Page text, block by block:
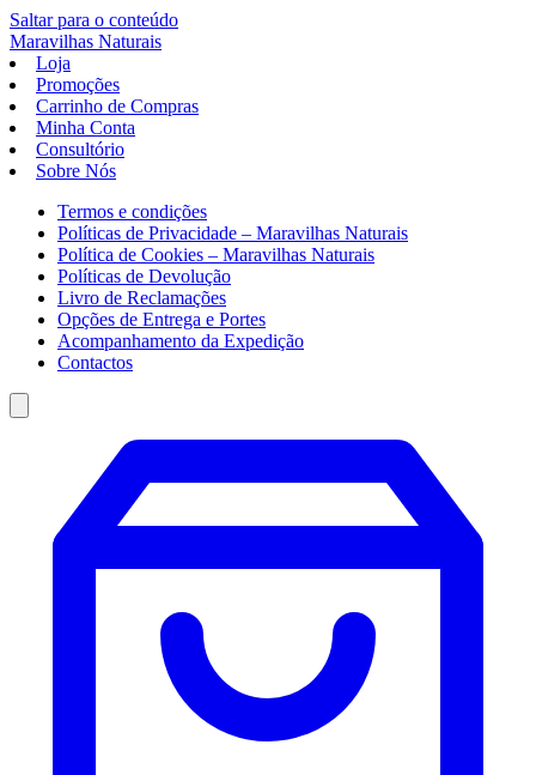
Saltar para o conteúdo
Maravilhas Naturais
Loja
Promoções
Carrinho de Compras
Minha Conta
Consultório
Sobre Nós
Termos e condições
Políticas de Privacidade – Maravilhas Naturais
Política de Cookies – Maravilhas Naturais
Políticas de Devolução
Livro de Reclamações
Opções de Entrega e Portes
Acompanhamento da Expedição
Contactos